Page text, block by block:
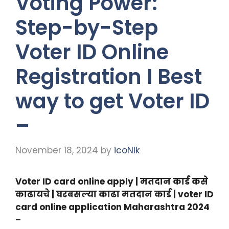
Step-by-Step
Voter ID Online
Registration I Best
way to get Voter ID
–
November 18, 2024 by icoNIk
Voter ID card online apply | मतदान कार्ड कसे
काढायचे | घरबसल्या काढा मतदान कार्ड | voter ID
card online application Maharashtra 2024
–